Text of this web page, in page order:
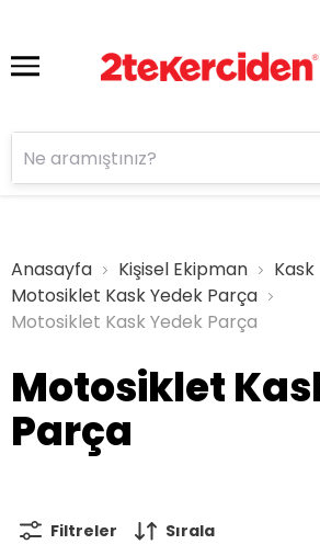
Anasayfa Kişisel Ekipman
Kask
Motosiklet Kask Yedek Parça
Motosiklet Kask Yedek Parça
Motosiklet
Parça
Filtreler Sırala